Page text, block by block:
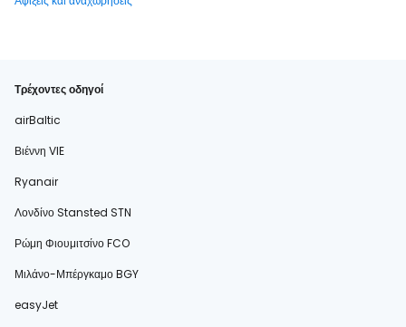
Τρέχοντες οδηγοί
airBaltic
Βιέννη VIE
Ryanair
Λονδίνο Stansted STN
Ρώμη Φιουμιτσίνο FCO
Μιλάνο-Μπέργκαμο BGY
easyJet